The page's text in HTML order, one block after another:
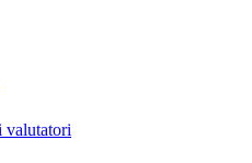
valutatori